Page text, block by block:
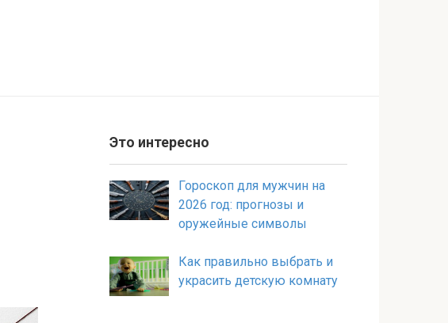
Это интересно
Гороскоп для мужчин на
2026 год: прогнозы и
оружейные символы
Как правильно выбрать и
украсить детскую комнату